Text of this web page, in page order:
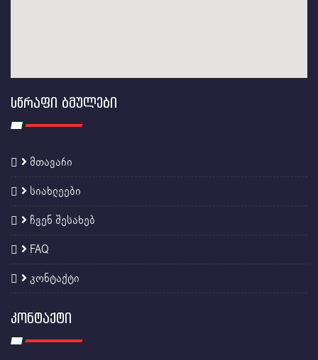
ᲡᲬᲠᲐᲤᲘ ᲑᲛᲣᲚᲔᲑᲘ
მთავარი
სიახლეები
ჩვენ შესახებ
FAQ
კონტაქტი
ᲙᲝᲜᲢᲐᲥᲢᲘ